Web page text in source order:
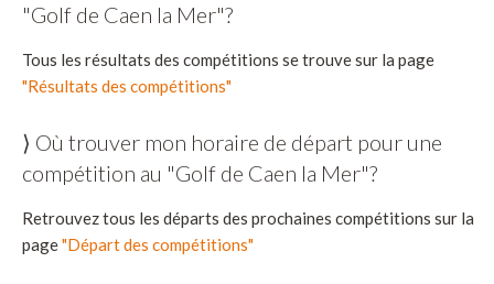
"Golf de Caen la Mer"?
Tous les résultats des compétitions se trouve sur la page
"Résultats des compétitions"
⟩ Où trouver mon horaire de départ pour une
compétition au "Golf de Caen la Mer"?
Retrouvez tous les départs des prochaines compétitions sur la
page"Départ des compétitions"